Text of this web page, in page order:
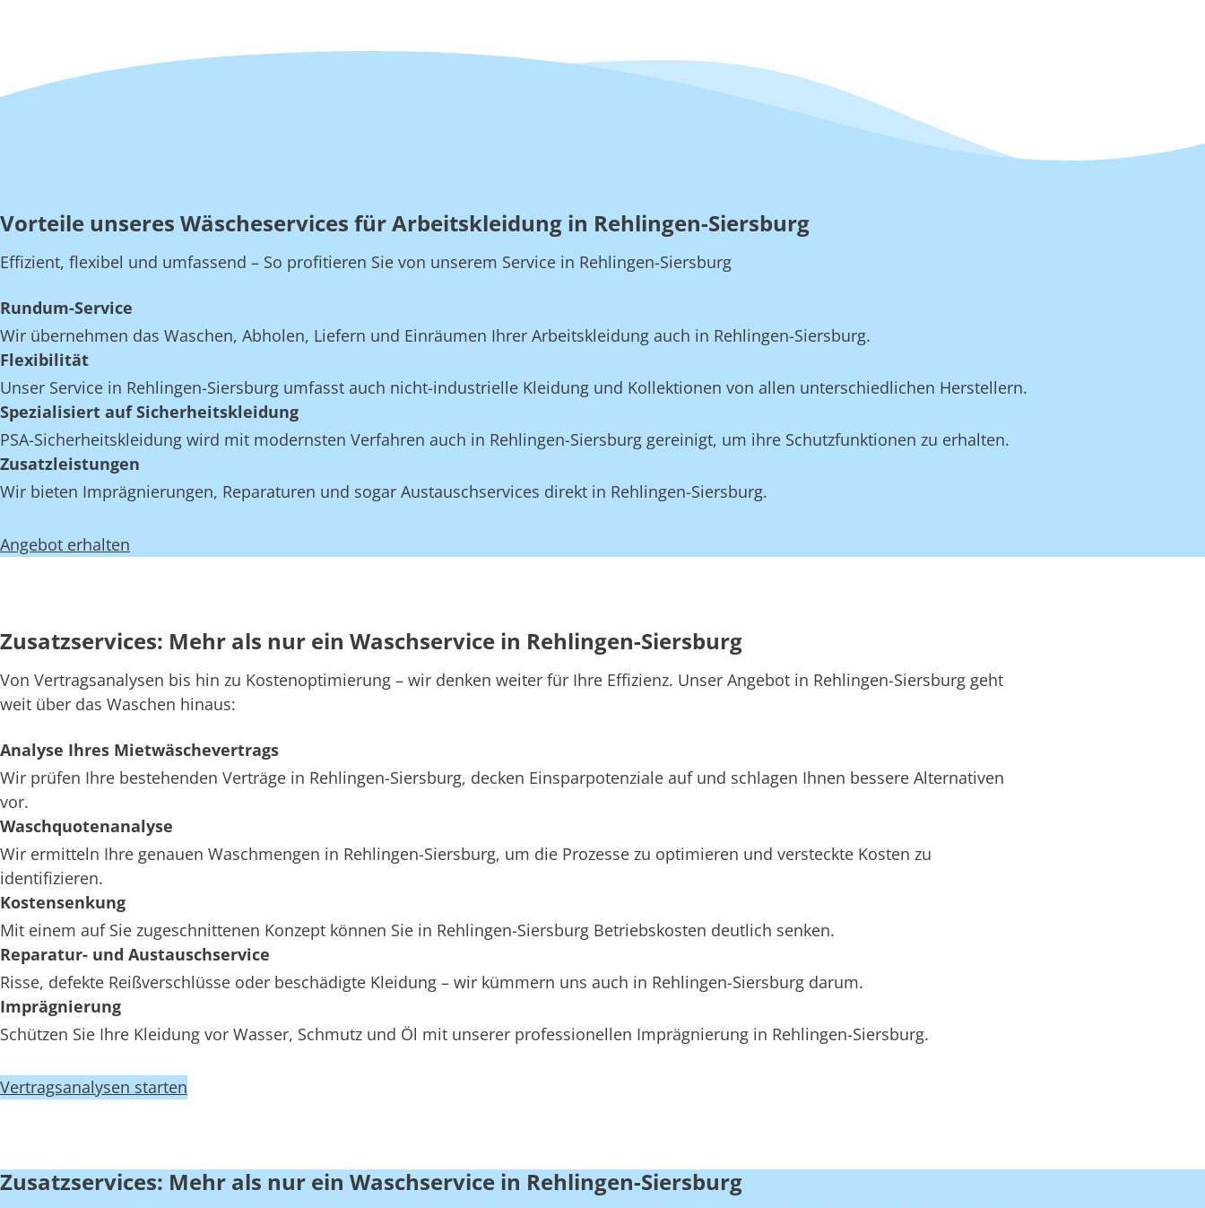
Vorteile unseres Wäscheservices für Arbeitskleidung in Rehlingen-Siersburg
Effizient, flexibel und umfassend – So profitieren Sie von unserem Service in Rehlingen-Siersburg
Rundum-Service
Wir übernehmen das Waschen, Abholen, Liefern und Einräumen Ihrer Arbeitskleidung auch in Rehlingen-Siersburg.
Flexibilität
Unser Service in Rehlingen-Siersburg umfasst auch nicht-industrielle Kleidung und Kollektionen von allen unterschiedlichen Herstellern.
Spezialisiert auf Sicherheitskleidung
PSA-Sicherheitskleidung wird mit modernsten Verfahren auch in Rehlingen-Siersburg gereinigt, um ihre Schutzfunktionen zu erhalten.
Zusatzleistungen
Wir bieten Imprägnierungen, Reparaturen und sogar Austauschservices direkt in Rehlingen-Siersburg.
Angebot erhalten
Zusatzservices: Mehr als nur ein Waschservice in Rehlingen-Siersburg
Von Vertragsanalysen bis hin zu Kostenoptimierung – wir denken weiter für Ihre Effizienz. Unser Angebot in Rehlingen-Siersburg geht
weit über das Waschen hinaus:
Analyse Ihres Mietwäschevertrags
Wir prüfen Ihre bestehenden Verträge in Rehlingen-Siersburg, decken Einsparpotenziale auf und schlagen Ihnen bessere Alternativen
vor.
Waschquotenanalyse
Wir ermitteln Ihre genauen Waschmengen in Rehlingen-Siersburg, um die Prozesse zu optimieren und versteckte Kosten zu
identifizieren.
Kostensenkung
Mit einem auf Sie zugeschnittenen Konzept können Sie in Rehlingen-Siersburg Betriebskosten deutlich senken.
Reparatur- und Austauschservice
Risse, defekte Reißverschlüsse oder beschädigte Kleidung – wir kümmern uns auch in Rehlingen-Siersburg darum.
Imprägnierung
Schützen Sie Ihre Kleidung vor Wasser, Schmutz und Öl mit unserer professionellen Imprägnierung in Rehlingen-Siersburg.
Vertragsanalysen starten
Zusatzservices: Mehr als nur ein Waschservice in Rehlingen-Siersburg